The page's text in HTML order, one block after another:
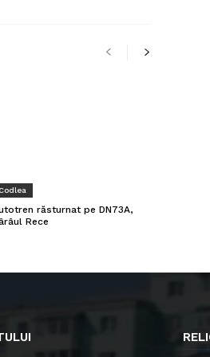
Codlea
răsturnat pe DN73A,
Rece